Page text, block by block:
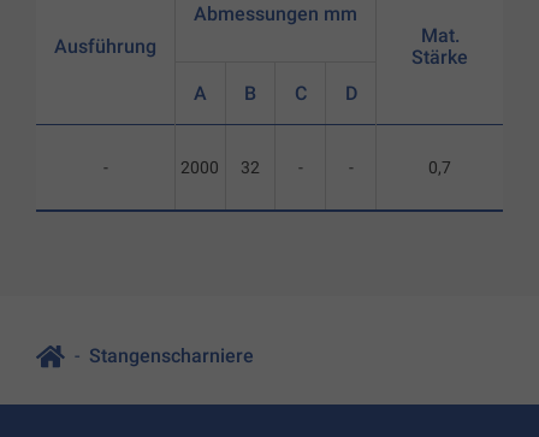
Ausführung
-
Abmessungen mm
A B C D
2000 32 - -
Mat.
Stärke
0,7
Stangenscharniere